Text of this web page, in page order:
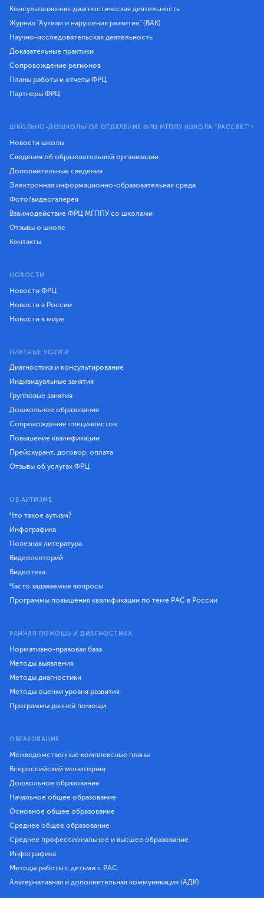
Консультационно-диагностическая деятельность
Журнал "Аутизм и нарушения развития" (ВАК)
Научно-исследовательская деятельность
Доказательные практики
Сопровождение регионов
Планы работы и отчеты ФРЦ
Партнеры ФРЦ
ШКОЛЬНО-ДОШКОЛЬНОЕ ОТДЕЛЕНИЕ ФРЦ МГППУ (ШКОЛА "РАССВЕТ")
Новости школы
Сведения об образовательной организации
Дополнительные сведения
Электронная информационно-образовательная среда
Фото/видеогалерея
Взаимодействие ФРЦ МГППУ со школами
Отзывы о школе
Контакты
НОВОСТИ
Новости ФРЦ
Новости в России
Новости в мире
ПЛАТНЫЕ УСЛУГИ
Диагностика и консультирование
Индивидуальные занятия
Групповые занятия
Дошкольное образование
Сопровождение специалистов
Повышение квалификации
Прейскурант, договор, оплата
Отзывы об услугах ФРЦ
ОБ АУТИЗМЕ
Что такое аутизм?
Инфографика
Полезная литература
Видеолекторий
Видеотека
Часто задаваемые вопросы
Программы повышения квалификации по теме РАС в России
РАННЯЯ ПОМОЩЬ И ДИАГНОСТИКА
Нормативно-правовая база
Методы выявления
Методы диагностики
Методы оценки уровня развития
Программы ранней помощи
ОБРАЗОВАНИЕ
Межведомственные комплексные планы
Всероссийский мониторинг
Дошкольное образование
Начальное общее образование
Основное общее образование
Среднее общее образование
Среднее профессиональное и высшее образование
Инфографика
Методы работы с детьми с РАС
Альтернативная и дополнительная коммуникация (АДК)